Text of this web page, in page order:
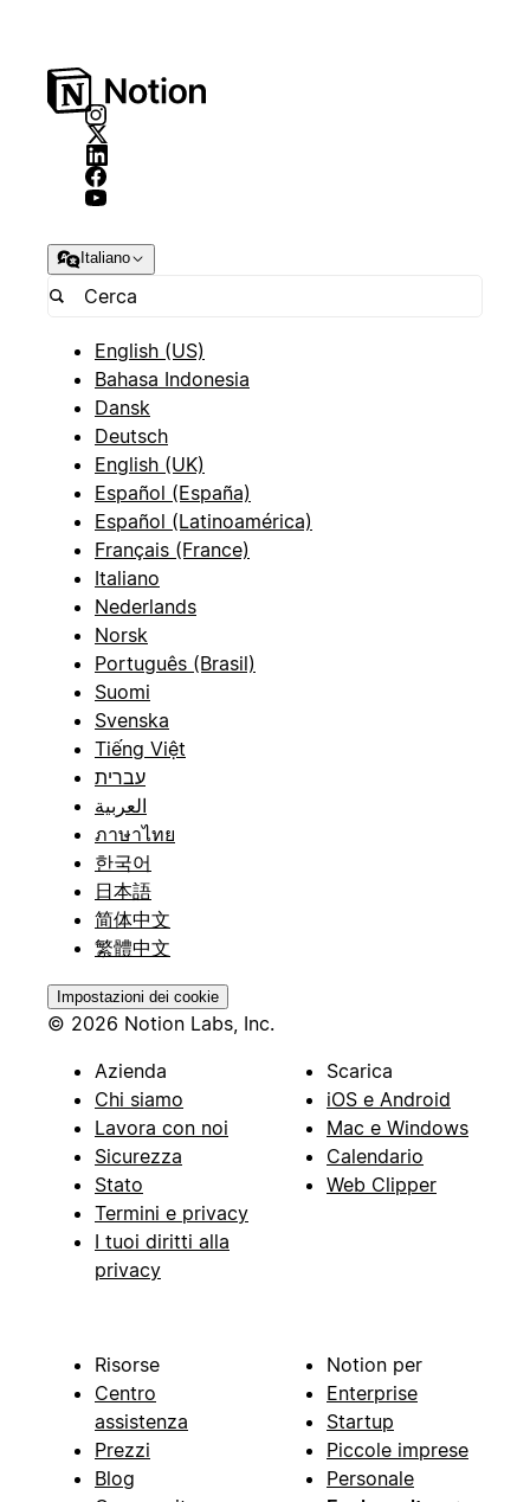
Italiano
English (US)
Bahasa Indonesia
Dansk
Deutsch
English (UK)
Español (España)
Español (Latinoamérica)
Français (France)
Italiano
Nederlands
Norsk
Português (Brasil)
Suomi
Svenska
Tiếng Việt
עברית
العربية
ภาษาไทย
한국어
日本語
简体中文
繁體中文
Impostazioni dei cookie
© 2026 Notion Labs, Inc.
Azienda
Chi siamo
Lavora con noi
Sicurezza
Stato
Termini e privacy
I tuoi diritti alla
privacy
Scarica
iOS e Android
Mac e Windows
Calendario
Web Clipper
Risorse
Centro
assistenza
Prezzi
Blog
Notion per
Enterprise
Startup
Piccole imprese
Personale